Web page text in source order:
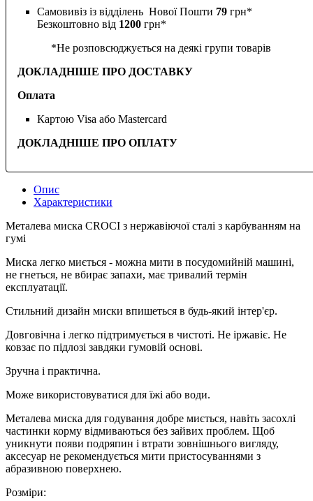
Самовивіз із відділень Нової Пошти 79 грн*
Безкоштовно від 1200 грн*
*Не розповсюджується на деякі групи товарів
ДОКЛАДНІШЕ ПРО ДОСТАВКУ
Оплата
Картою Visa або Mastercard
ДОКЛАДНІШЕ ПРО ОПЛАТУ
Опис
Характеристики
Металева миска CROCI з нержавіючої сталі з карбуванням на
гумі
Миска легко миється - можна мити в посудомийній машині,
не гнеться, не вбирає запахи, має тривалий термін
експлуатації.
Стильний дизайн миски впишеться в будь-який інтер'єр.
Довговічна і легко підтримується в чистоті. Не іржавіє. Не
ковзає по підлозі завдяки гумовій основі.
Зручна і практична.
Може використовуватися для їжі або води.
Металева миска для годування добре миється, навіть засохлі
частинки корму відмиваються без зайвих проблем. Щоб
уникнути появи подряпин і втрати зовнішнього вигляду,
аксесуар не рекомендується мити пристосуваннями з
абразивною поверхнею.
Розміри: